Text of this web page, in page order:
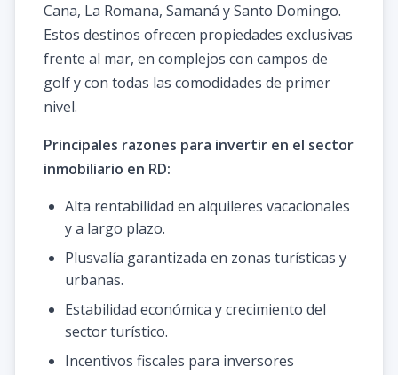
Cana, La Romana, Samaná y Santo Domingo.
Estos destinos ofrecen propiedades exclusivas
frente al mar, en complejos con campos de
golf y con todas las comodidades de primer
nivel.
Principales razones para invertir en el sector
inmobiliario en RD:
Alta rentabilidad en alquileres vacacionales
y a largo plazo.
Plusvalía garantizada en zonas turísticas y
urbanas.
Estabilidad económica y crecimiento del
sector turístico.
Incentivos fiscales para inversores